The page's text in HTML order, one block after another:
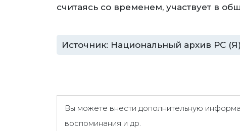
считаясь со временем, участвует в
Источник: Национальный архив РС
Вы можете внести дополнительную
воспоминания и др.